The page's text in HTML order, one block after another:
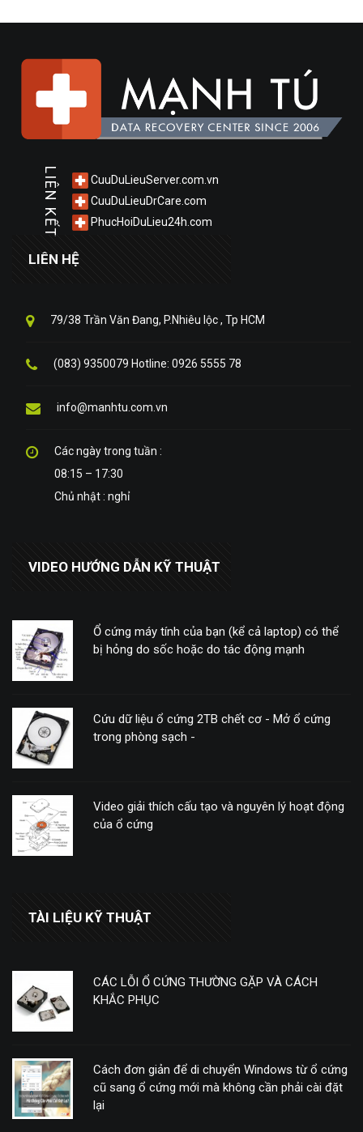
LIÊN KẾT
CuuDuLieuServer.com.vn
CuuDuLieuDrCare.com
PhucHoiDuLieu24h.com
LIÊN HỆ
79/38 Trần Văn Đang, P.Nhiêu lộc , Tp HCM
(083) 9350079 Hotline: 0926 5555 78
info@manhtu.com.vn
Các ngày trong tuần :
08:15 – 17:30
Chủ nhật : nghỉ
VIDEO HƯỚNG DẪN KỸ THUẬT
Ổ cứng máy tính của bạn (kể cả laptop) có thể
bị hỏng do sốc hoặc do tác động mạnh
Cứu dữ liệu ổ cứng 2TB chết cơ - Mở ổ cứng
trong phòng sạch -
Video giải thích cấu tạo và nguyên lý hoạt động
của ổ cứng
TÀI LIỆU KỸ THUẬT
CÁC LỖI Ổ CỨNG THƯỜNG GẶP VÀ CÁCH
KHẮC PHỤC
Cách đơn giản để di chuyển Windows từ ổ cứng
cũ sang ổ cứng mới mà không cần phải cài đặt
lại